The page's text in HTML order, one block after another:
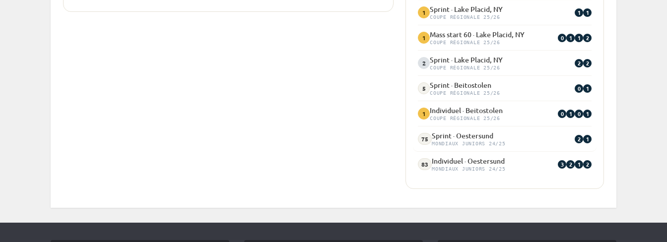
1 Sprint · Lake Placid, NY
COUPE RÉGIONALE 25/26
1 1
1 Mass start 60 · Lake Placid, NY
COUPE RÉGIONALE 25/26
0 1 1 2
2 Sprint · Lake Placid, NY
COUPE RÉGIONALE 25/26
2 2
5 Sprint · Beitostolen
COUPE RÉGIONALE 25/26
0 1
1 Individuel · Beitostolen
COUPE RÉGIONALE 25/26
0 1 0 1
75 Sprint · Oestersund
MONDIAUX JUNIORS 24/25
2 1
83 Individuel · Oestersund
MONDIAUX JUNIORS 24/25
3 2 1 2